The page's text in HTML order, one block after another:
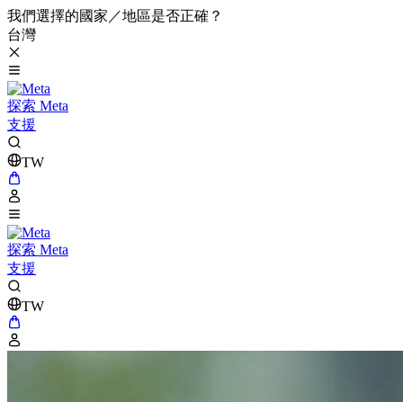
我們選擇的國家／地區是否正確？
台灣
探索 Meta
支援
TW
探索 Meta
支援
TW